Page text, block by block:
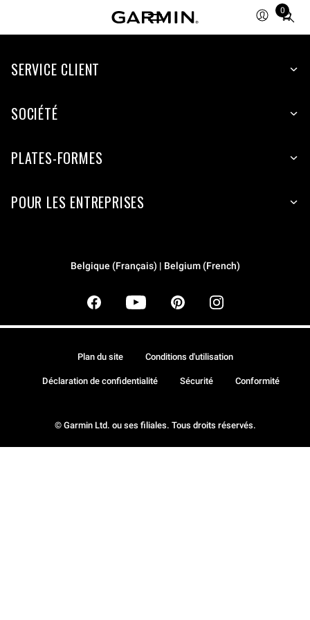
0
Total
items
cart:
SERVICE CLIENT
SOCIÉTÉ
PLATES-FORMES
POUR LES ENTREPRISES
Belgique (Français) | Belgium (French)
© Garmin Ltd. ou ses filiales. Tous droits réservés.
Plan du site Conditions d'utilisation
Déclaration de confidentialité Sécurité Conformité